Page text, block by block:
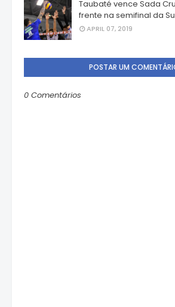
Taubaté vence Sada
frente na semifinal da
APRIL 07, 2019
POSTAR UM
0 Comentários